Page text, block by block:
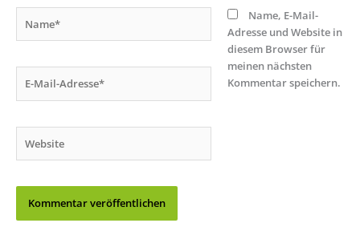
Mail-
Name, E-Mail-
Adresse und Website in
diesem Browser für
meinen nächsten
Kommentar speichern.